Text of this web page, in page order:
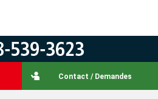
Contact / Demandes